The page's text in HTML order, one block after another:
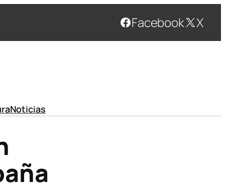
Facebook X
Noticias